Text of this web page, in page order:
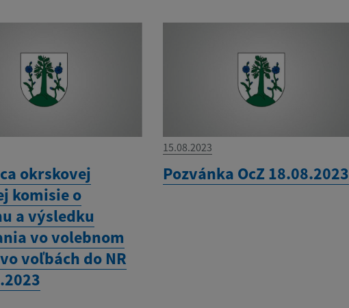
okrskovej
komisie o
a výsledku
vo volebnom
voľbách do NR
15.08.2023
Pozvánka OcZ 18.08.2023